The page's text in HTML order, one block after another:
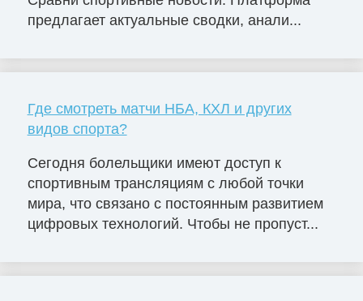
предлагает актуальные сводки, анали...
Где смотреть матчи НБА, КХЛ и других
видов спорта?
Сегодня болельщики имеют доступ к
спортивным трансляциям с любой точки
мира, что связано с постоянным развитием
цифровых технологий. Чтобы не пропуст...